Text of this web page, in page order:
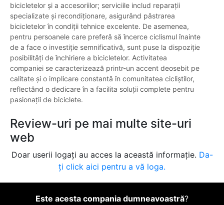
bicicletelor și a accesoriilor; serviciile includ reparații
specializate și recondiționare, asigurând păstrarea
bicicletelor în condiții tehnice excelente. De asemenea,
pentru persoanele care preferă să încerce ciclismul înainte
de a face o investiție semnificativă, sunt puse la dispoziție
posibilități de închiriere a bicicletelor. Activitatea
companiei se caracterizează printr-un accent deosebit pe
calitate și o implicare constantă în comunitatea cicliștilor,
reflectând o dedicare în a facilita soluții complete pentru
pasionații de biciclete.
Review-uri pe mai multe site-uri
web
Doar userii logați au acces la această informație. Da-
ți click aici pentru a vă loga.
Este acesta compania dumneavoastră?